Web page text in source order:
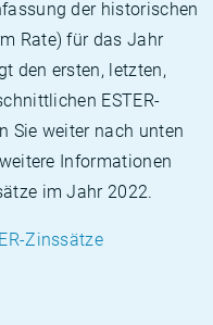
der historischen
Rate) für das Jahr
den ersten, letzten,
ESTER-
Sie weiter nach unten
Informationen
im Jahr 2022.
Zinssätze